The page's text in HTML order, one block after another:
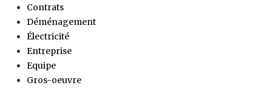
Contrats
Déménagement
Électricité
Entreprise
Equipe
Gros-oeuvre